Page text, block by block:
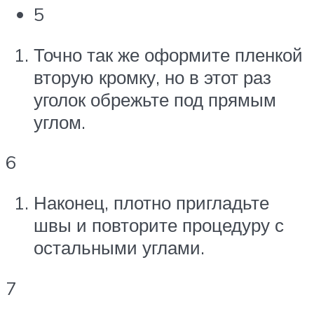
5
Точно так же оформите пленкой
вторую кромку, но в этот раз
уголок обрежьте под прямым
углом.
6
Наконец, плотно пригладьте
швы и повторите процедуру с
остальными углами.
7